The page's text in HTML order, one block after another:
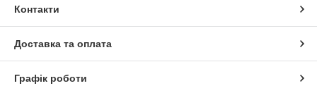
Контакти
Доставка та оплата
Графік роботи